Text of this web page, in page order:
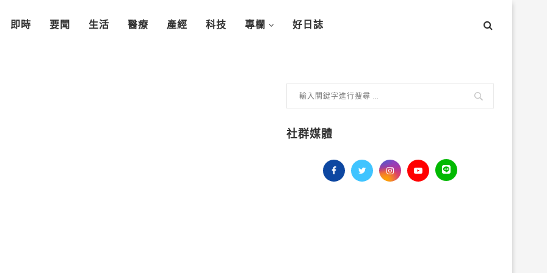
即時 要聞 生活 醫療 產經 科技 專欄 好日誌
社群媒體